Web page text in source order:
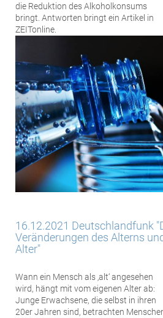
die Reduktion des Alkoholkonsums
bringt. Antworten bringt ein Artikel in
ZEITonline.
16.12.2021 Deutschlandfunk
Veränderungen des Alterns
Alter"
Wann ein Mensch als ‚alt‘ angesehen
wird, hängt mit vom eigenen Alter ab:
Junge Erwachsene, die selbst in ihren
20er Jahren sind, betrachten